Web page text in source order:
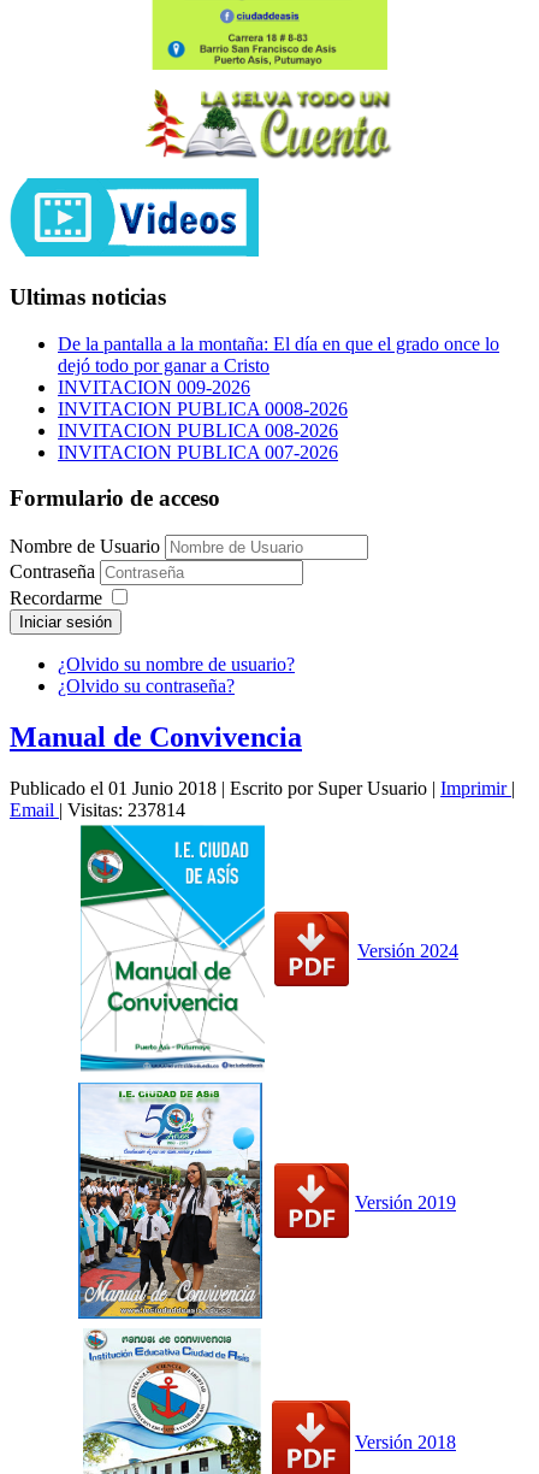
Ultimas noticias
De la pantalla a la montaña: El día en que el grado once lo
dejó todo por ganar a Cristo
INVITACION 009-2026
INVITACION PUBLICA 0008-2026
INVITACION PUBLICA 008-2026
INVITACION PUBLICA 007-2026
Formulario de acceso
Nombre de Usuario
Contraseña
Recordarme
Iniciar sesión
¿Olvido su nombre de usuario?
¿Olvido su contraseña?
Manual de Convivencia
Publicado el 01 Junio 2018 | Escrito por Super Usuario | Imprimir |
Email | Visitas: 237814
Versión 2024
Versión 2019
Versión 2018